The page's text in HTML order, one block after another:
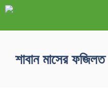
শাবান মাসের ফজিলত